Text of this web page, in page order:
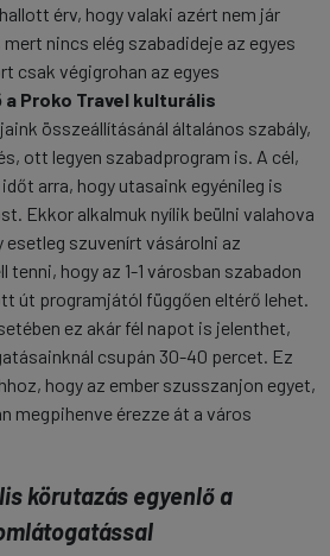
érv, hogy valaki azért nem jár
nincs elég szabadideje az egyes
csak végigrohan az egyes
a Proko Travel kulturális
összeállításánál általános szabály,
ott legyen szabadprogram is. A cél,
arra, hogy utasaink egyénileg is
Ekkor alkalmuk nyílik beülni valahova
esetleg szuvenírt vásárolni az
hogy az 1-1 városban szabadon
út programjától függően eltérő lehet.
ez akár fél napot is jelenthet,
csupán 30-40 percet. Ez
hogy az ember szusszanjon egyet,
megpihenve érezze át a város
körutazás egyenlő a